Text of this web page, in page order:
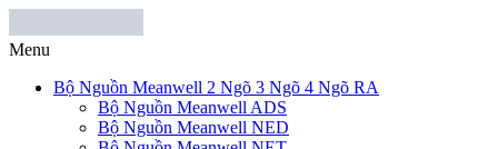
Menu
Bộ Nguồn Meanwell 2 Ngõ 3 Ngõ 4 Ngõ RA
Bộ Nguồn Meanwell ADS
Bộ Nguồn Meanwell NED